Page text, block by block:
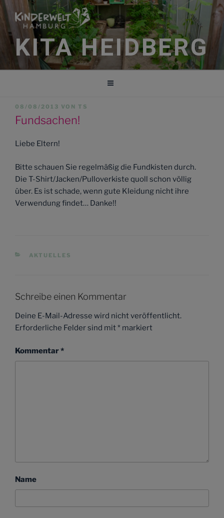
Zum
Inhalt
springen
KITA HEIDBERG
VERÖFFENTLICHT
AM
08/08/2013 VON TS
Fundsachen!
Liebe Eltern!
Bitte schauen Sie regelmäßig die Fundkisten durch.
Die T-Shirt/Jacken/Pulloverkiste quoll schon völlig
über. Es ist schade, wenn gute Kleidung nicht ihre
Verwendung findet… Danke!!
KATEGORIEN
AKTUELLES
Schreibe einen Kommentar
Deine E-Mail-Adresse wird nicht veröffentlicht.
Erforderliche Felder sind mit* markiert
Kommentar*
Name